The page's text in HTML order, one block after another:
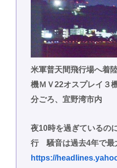
米軍普天間飛行場へ着
機ＭＶ22オスプレイ３
分ごろ、宜野湾市内
夜10時を過ぎているの
行 騒音は過去4年で最
https://